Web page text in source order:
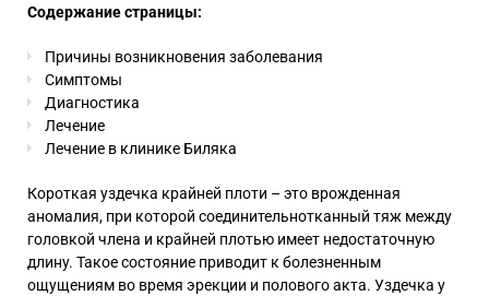
Содержание страницы:
Причины возникновения заболевания
Симптомы
Диагностика
Лечение
Лечение в клинике Биляка
Короткая уздечка крайней плоти – это врожденная
аномалия, при которой соединительнотканный тяж между
головкой члена и крайней плотью имеет недостаточную
длину. Такое состояние приводит к болезненным
ощущениям во время эрекции и полового акта. Уздечка у